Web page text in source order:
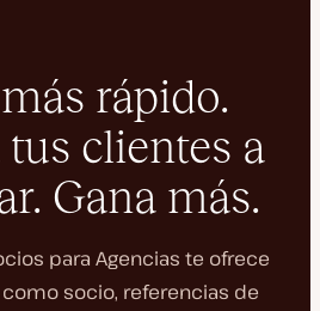
rápido.
clientes a
Gana más.
para Agencias te ofrece
socio, referencias de